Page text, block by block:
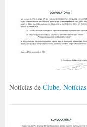
Noticias de Clube, Notícias